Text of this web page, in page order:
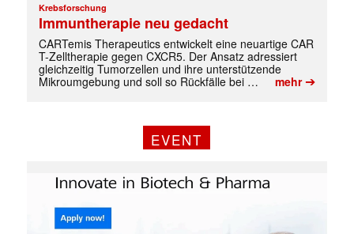
✕
Krebsforschung
Immuntherapie neu gedacht
CARTemis Therapeutics entwickelt eine neuartige CAR
T-Zelltherapie gegen CXCR5. Der Ansatz adressiert
gleichzeitig Tumorzellen und ihre unterstützende
Mikroumgebung und soll so Rückfälle bei …
mehr➔
EVENT